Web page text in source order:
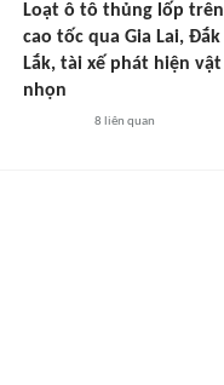
Loạt ô tô thủng lốp trên
cao tốc qua Gia Lai, Đắk
Lắk, tài xế phát hiện vật
nhọn
8 liên quan